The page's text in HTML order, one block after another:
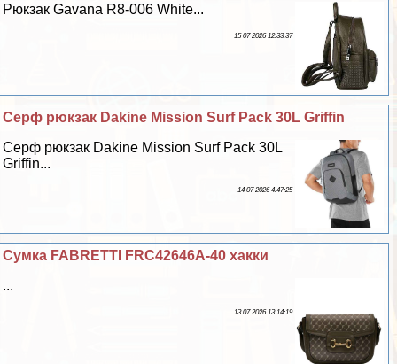
Рюкзак Gavana R8-006 White...
15 07 2026 12:33:37
Серф рюкзак Dakine Mission Surf Pack 30L Griffin
Серф рюкзак Dakine Mission Surf Pack 30L
Griffin...
14 07 2026 4:47:25
Сумка FABRETTI FRC42646A-40 хакки
...
13 07 2026 13:14:19